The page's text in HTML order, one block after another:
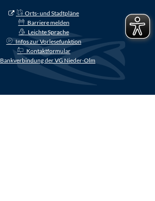
Orts- und Stadtpläne
Barriere melden
Leichte Sprache
Infos zur Vorlesefunktion
Kontaktformular
Bankverbindung der VG Nieder-Olm